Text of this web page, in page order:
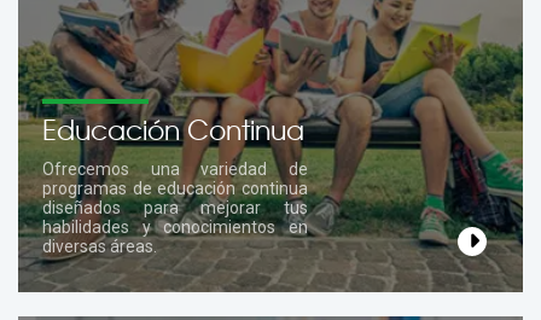
Educación Continua
Ofrecemos una variedad de
programas de educación continua
diseñados para mejorar tus
habilidades y conocimientos en
diversas áreas.